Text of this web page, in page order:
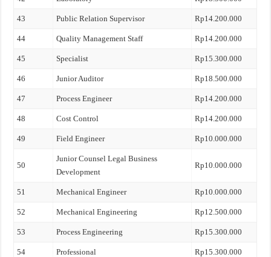
43 Public Relation Supervisor Rp14.200.000
44 Quality Management Staff Rp14.200.000
45 Specialist Rp15.300.000
46 Junior Auditor Rp18.500.000
47 Process Engineer Rp14.200.000
48 Cost Control Rp14.200.000
49 Field Engineer Rp10.000.000
50
Junior Counsel Legal Business
Development
Rp10.000.000
51 Mechanical Engineer Rp10.000.000
52 Mechanical Engineering Rp12.500.000
53 Process Engineering Rp15.300.000
54 Professional Rp15.300.000